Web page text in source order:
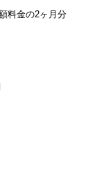
料金の2ヶ月分